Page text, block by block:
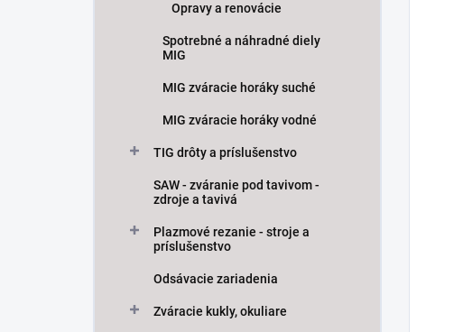
Opravy a renovácie
Spotrebné a náhradné diely
MIG
MIG zváracie horáky suché
MIG zváracie horáky vodné
TIG drôty a príslušenstvo
SAW - zváranie pod tavivom -
zdroje a tavivá
Plazmové rezanie - stroje a
príslušenstvo
Odsávacie zariadenia
Zváracie kukly, okuliare